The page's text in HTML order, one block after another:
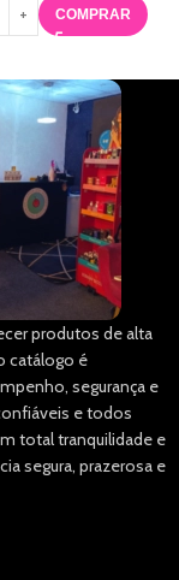
COMPRAR
produtos de alta
catálogo é
segurança e
e todos
total tranquilidade e
segura, prazerosa e